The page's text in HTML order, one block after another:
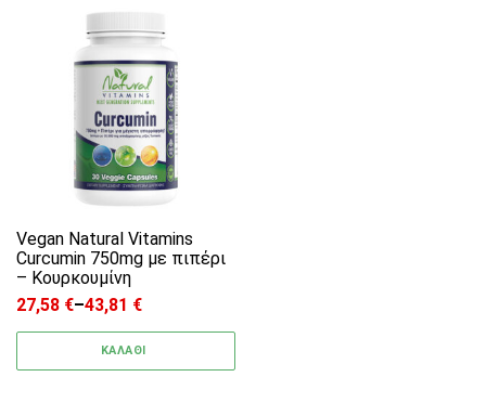
Vegan Natural Vitamins
Curcumin 750mg με πιπέρι
– Κουρκουμίνη
27,58 €–43,81 €
Price range: 27,58 € through 43,81 €
ΚΑΛΑΘΙ
Αυτό το προϊόν έχει πολλαπλές